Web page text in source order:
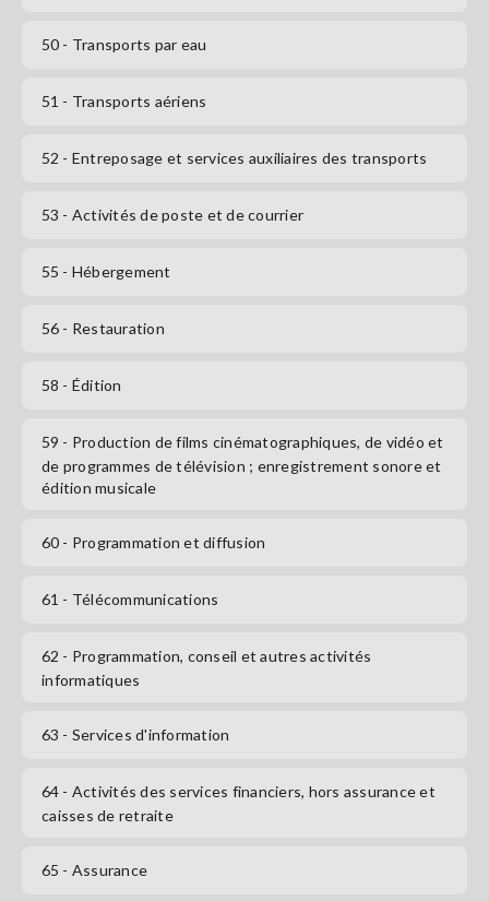
50 - Transports par eau
51 - Transports aériens
52 - Entreposage et services auxiliaires des transports
53 - Activités de poste et de courrier
55 - Hébergement
56 - Restauration
58 - Édition
59 - Production de films cinématographiques, de vidéo et
de programmes de télévision ; enregistrement sonore et
édition musicale
60 - Programmation et diffusion
61 - Télécommunications
62 - Programmation, conseil et autres activités
informatiques
63 - Services d'information
64 - Activités des services financiers, hors assurance et
caisses de retraite
65 - Assurance